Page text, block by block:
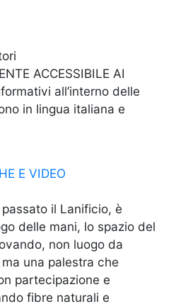
ACCESSIBILE AI
all’interno delle
in lingua italiana e
E VIDEO
il Lanificio, è
delle mani, lo spazio del
non luogo da
una palestra che
partecipazione e
fibre naturali e